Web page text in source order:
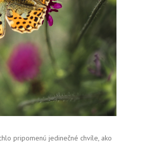
pripomenú jedinečné chvíle, ako